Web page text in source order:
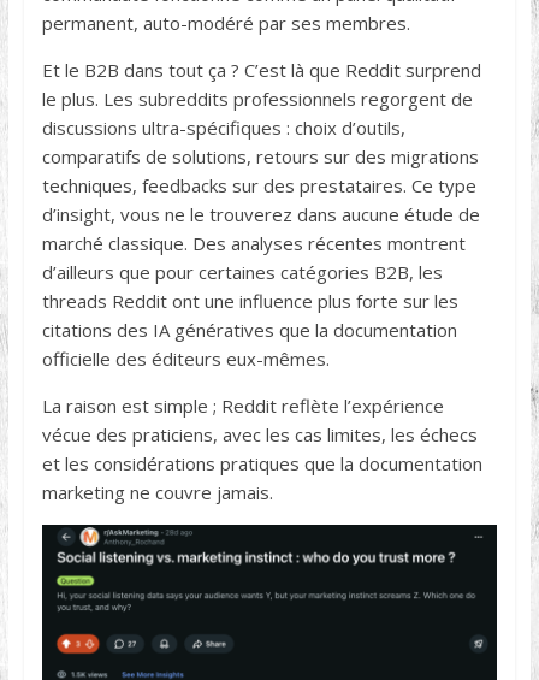
permanent, auto-modéré par ses membres.
Et le B2B dans tout ça ? C’est là que Reddit surprend
le plus. Les subreddits professionnels regorgent de
discussions ultra-spécifiques : choix d’outils,
comparatifs de solutions, retours sur des migrations
techniques, feedbacks sur des prestataires. Ce type
d’insight, vous ne le trouverez dans aucune étude de
marché classique. Des analyses récentes montrent
d’ailleurs que pour certaines catégories B2B, les
threads Reddit ont une influence plus forte sur les
citations des IA génératives que la documentation
officielle des éditeurs eux-mêmes.
La raison est simple ; Reddit reflète l’expérience
vécue des praticiens, avec les cas limites, les échecs
et les considérations pratiques que la documentation
marketing ne couvre jamais.